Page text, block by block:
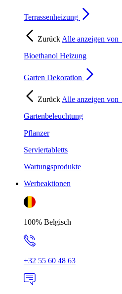
Terrassenheizung
Zurück Alle anzeigen von
Bioethanol Heizung
Garten Dekoration
Zurück Alle anzeigen von
Gartenbeleuchtung
Pflanzer
Serviertabletts
Wartungsprodukte
Werbeaktionen
100% Belgisch
+32 55 60 48 63